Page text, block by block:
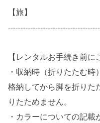
【旅】
【レンタルお手続き前に
・収納時（折りたたむ
格納してから脚を折りた
りたためません。
・カラーについての記